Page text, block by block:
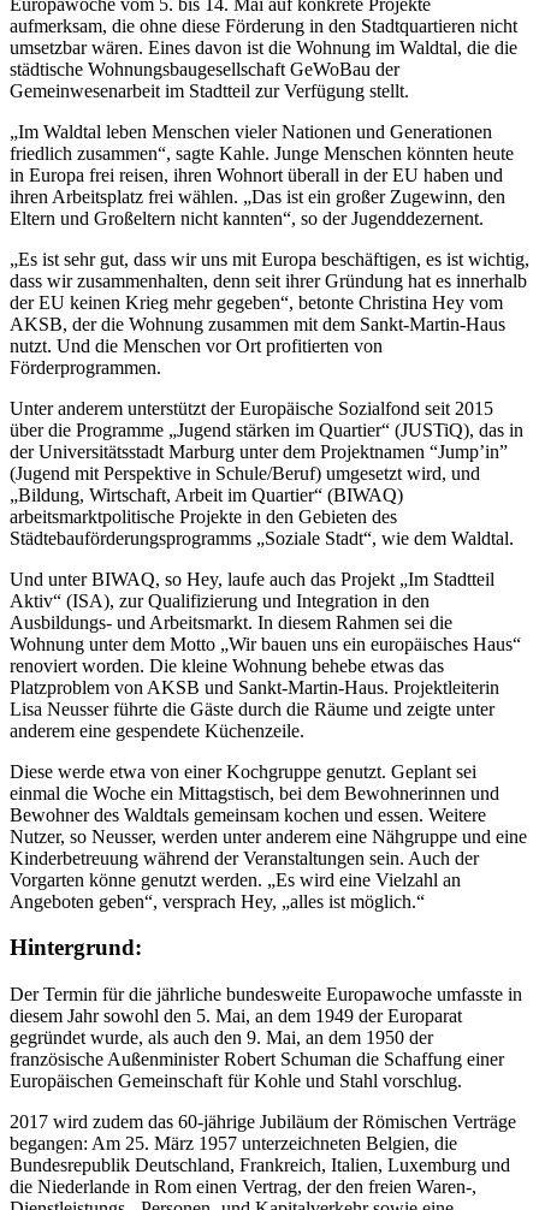
aufmerksam, die ohne diese Förderung in den Stadtquartieren nicht
umsetzbar wären. Eines davon ist die Wohnung im Waldtal, die die
städtische Wohnungsbaugesellschaft GeWoBau der
Gemeinwesenarbeit im Stadtteil zur Verfügung stellt.
„Im Waldtal leben Menschen vieler Nationen und Generationen
friedlich zusammen“, sagte Kahle. Junge Menschen könnten heute
in Europa frei reisen, ihren Wohnort überall in der EU haben und
ihren Arbeitsplatz frei wählen. „Das ist ein großer Zugewinn, den
Eltern und Großeltern nicht kannten“, so der Jugenddezernent.
„Es ist sehr gut, dass wir uns mit Europa beschäftigen, es ist wichtig,
dass wir zusammenhalten, denn seit ihrer Gründung hat es innerhalb
der EU keinen Krieg mehr gegeben“, betonte Christina Hey vom
AKSB, der die Wohnung zusammen mit dem Sankt-Martin-Haus
nutzt. Und die Menschen vor Ort profitierten von
Förderprogrammen.
Unter anderem unterstützt der Europäische Sozialfond seit 2015
über die Programme „Jugend stärken im Quartier“ (JUSTiQ), das in
der Universitätsstadt Marburg unter dem Projektnamen “Jump’in”
(Jugend mit Perspektive in Schule/Beruf) umgesetzt wird, und
„Bildung, Wirtschaft, Arbeit im Quartier“ (BIWAQ)
arbeitsmarktpolitische Projekte in den Gebieten des
Städtebauförderungsprogramms „Soziale Stadt“, wie dem Waldtal.
Und unter BIWAQ, so Hey, laufe auch das Projekt „Im Stadtteil
Aktiv“ (ISA), zur Qualifizierung und Integration in den
Ausbildungs- und Arbeitsmarkt. In diesem Rahmen sei die
Wohnung unter dem Motto „Wir bauen uns ein europäisches Haus“
renoviert worden. Die kleine Wohnung behebe etwas das
Platzproblem von AKSB und Sankt-Martin-Haus. Projektleiterin
Lisa Neusser führte die Gäste durch die Räume und zeigte unter
anderem eine gespendete Küchenzeile.
Diese werde etwa von einer Kochgruppe genutzt. Geplant sei
einmal die Woche ein Mittagstisch, bei dem Bewohnerinnen und
Bewohner des Waldtals gemeinsam kochen und essen. Weitere
Nutzer, so Neusser, werden unter anderem eine Nähgruppe und eine
Kinderbetreuung während der Veranstaltungen sein. Auch der
Vorgarten könne genutzt werden. „Es wird eine Vielzahl an
Angeboten geben“, versprach Hey, „alles ist möglich.“
Hintergrund:
Der Termin für die jährliche bundesweite Europawoche umfasste in
diesem Jahr sowohl den 5. Mai, an dem 1949 der Europarat
gegründet wurde, als auch den 9. Mai, an dem 1950 der
französische Außenminister Robert Schuman die Schaffung einer
Europäischen Gemeinschaft für Kohle und Stahl vorschlug.
2017 wird zudem das 60-jährige Jubiläum der Römischen Verträge
begangen: Am 25. März 1957 unterzeichneten Belgien, die
Bundesrepublik Deutschland, Frankreich, Italien, Luxemburg und
die Niederlande in Rom einen Vertrag, der den freien Waren-,